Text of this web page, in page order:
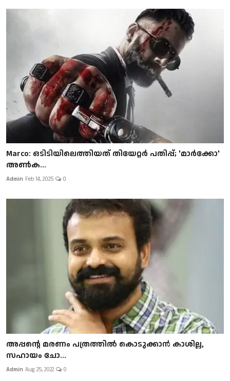
Marco: ഒടിടിയിലെത്തിയത് തിയേറ്റർ പതിപ്പ്; 'മാർക്കോ'
അൺക...
Admin Feb 14, 2025 0
അപ്പന്റെ മരണം പത്രത്തില്‍ കൊടുക്കാന്‍ കാശില്ല,
സഹായം ചോ...
Admin Aug 25, 2022 0